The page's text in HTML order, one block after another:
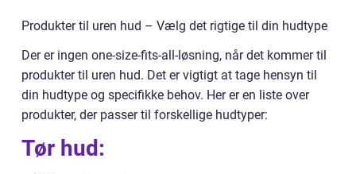
Produkter til uren hud – Vælg det rigtige til din hudtype
Der er ingen one-size-fits-all-løsning, når det kommer til
produkter til uren hud. Det er vigtigt at tage hensyn til
din hudtype og specifikke behov. Her er en liste over
produkter, der passer til forskellige hudtyper:
Tør hud: